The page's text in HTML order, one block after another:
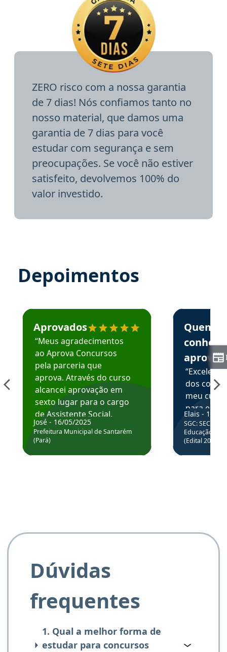
ZERO risco com a nossa garantia
de 7 dias! Nós confiamos tanto no
nosso material, que damos uma
garantia de 7 dias para você
estudar com segurança e sem
preocupações. Se você não estiver
satisfeito, devolvemos 100% do
valor investido.
Depoimentos
Estudante José recomenda o Aprova Concursos em
Aprovados
“Meus agradecimentos
ao Aprova Concursos
pela parceria que
aprova. Através do curso
alcancei aprovação em
sexto lugar para o cargo
de Assistente Social.
Hoje estou atuando na
Prefeitura de Santarém.
José - 16/05/2025
Prefeitura Municipal de Santarém
(Pará)
Estudante
Quem
aprova
dos
meu
para
colocar
através
de
Elais - 15/
SGC: SEC BA
Educação
(Edital
Dúvidas
frequentes
1. Qual a melhor forma de
estudar para concursos